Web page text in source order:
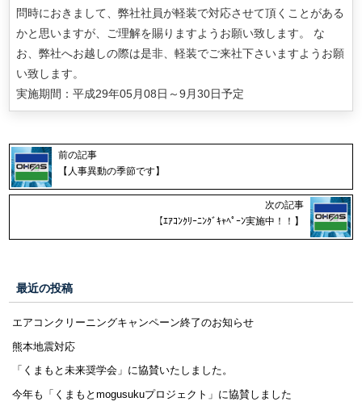
問時におきまして、弊社社員が軽装で対応させて頂くことがある
かと思いますが、ご理解を賜りますようお願い致します。 な
お、弊社へお越しの際は是非、軽装でご来社下さいますようお願
い致します。
実施期間：平成29年05月08日～9月30日予定
前の記事
【人事異動の季節です】
次の記事
【ｴｱｺﾝｸﾘｰﾆﾝｸﾞｷｬﾍﾟｰﾝ実施中！！】
最近の投稿
エアコンクリーニングキャンペーン終了のお知らせ
熊本地震対応
「くまもと未来奨学会」に協賛いたしました。
今年も「くまもとmogusukuプロジェクト」に協賛しました